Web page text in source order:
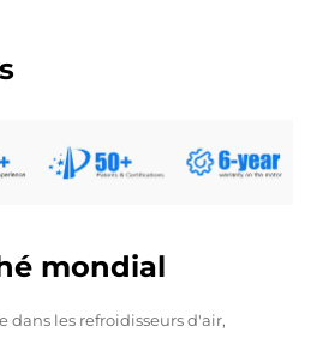
mondial
dans les refroidisseurs d'air,